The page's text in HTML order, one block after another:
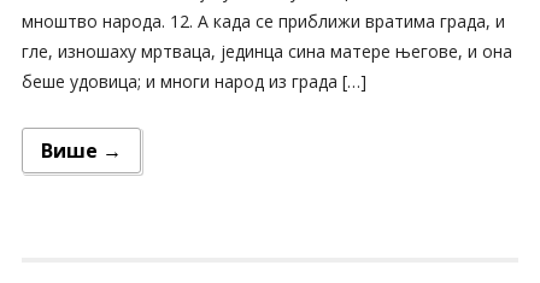
мноштво народа. 12. А када се приближи вратима града, и
гле, изношаху мртваца, јединца сина матере његове, и она
беше удовица; и многи народ из града […]
Више →